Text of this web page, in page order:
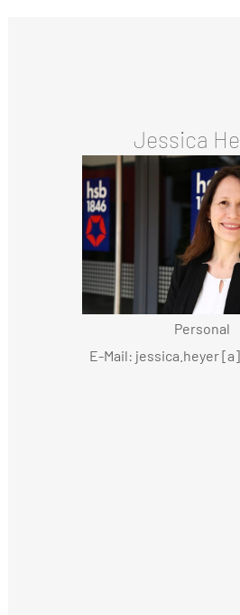
Jessica
Personal
E-Mail: jessica.heyer